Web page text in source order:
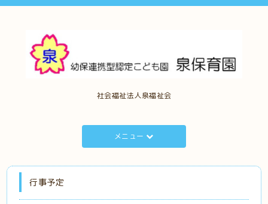
社会福祉法人泉福祉会
メニュー
行事予定